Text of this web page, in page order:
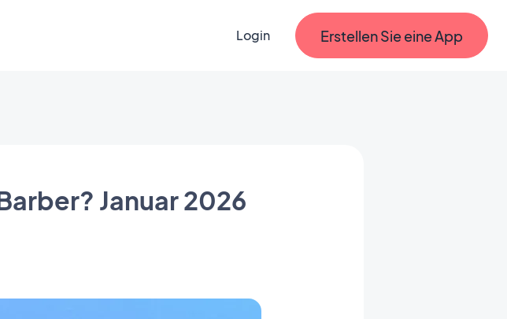
Login Erstellen Sie eine App
Januar 2026